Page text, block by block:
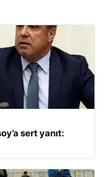
sert yanıt: